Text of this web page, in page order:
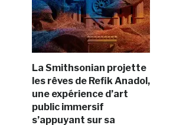
La Smithsonian projette
les rêves de Refik Anadol,
une expérience d’art
public immersif
s’appuyant sur sa